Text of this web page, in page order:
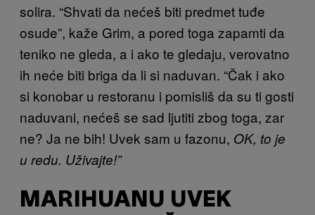
solira. “Shvati da nećeš biti predmet tuđe
osude”, kaže Grim, a pored toga zapamti da
teniko ne gleda, a i ako te gledaju, verovatno
ih neće biti briga da li si naduvan. “Čak i ako
si konobar u restoranu i pomisliš da su ti gosti
naduvani, nećeš se sad ljutiti zbog toga, zar
ne? Ja ne bih! Uvek sam u fazonu, OK, to je
u redu. Uživajte!”
MARIHUANU UVEK